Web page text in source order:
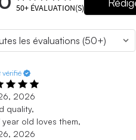
50+ ÉVALUATION(S)
vérifié
2026
quality,
year old loves them,
2026